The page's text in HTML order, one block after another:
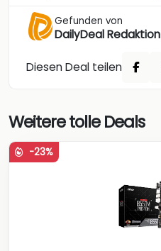
Gefunden von
DailyDeal Redaktion
Diesen Deal teilen
Weitere tolle Deals
-23%